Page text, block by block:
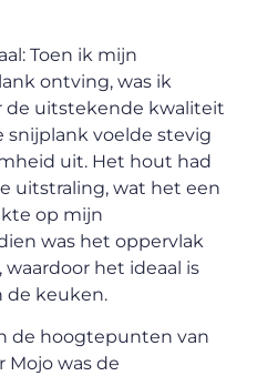
Toen ik mijn
ontving, was ik
de uitstekende kwaliteit
voelde stevig
uit. Het hout had
uitstraling, wat het een
op mijn
was het oppervlak
het ideaal is
de keuken.
de hoogtepunten van
Mojo was de